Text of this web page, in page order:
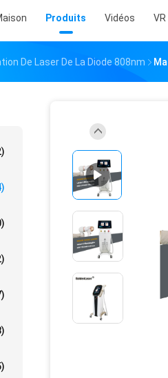
Produits Vidéos
De Laser De La Diode 808nm